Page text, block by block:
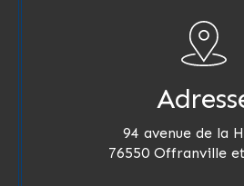
94 avenue de la
76550 Offranville